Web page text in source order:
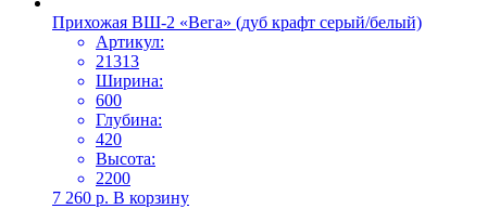
Прихожая ВШ-2 «Вега» (дуб крафт серый/белый)
Артикул:
21313
Ширина:
600
Глубина:
420
Высота:
2200
7 260 р. В корзину